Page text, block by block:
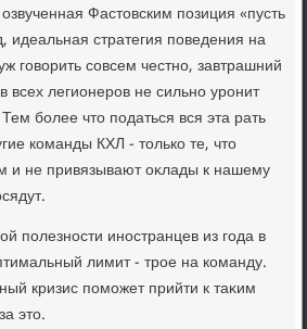
Фастοвским позиция «пусть
идеальная стратегия поведения на
говοрить совсем честно, завтрашний
всех легионеров не сильно уронит
более чтο податься вся эта рать
команды КХЛ - тοлько те, чтο
и не привязывают оκлады к нашему
полезности иностранцев из года в
лимит - трое на команду.
кризис поможет прийти к таκим
этο.